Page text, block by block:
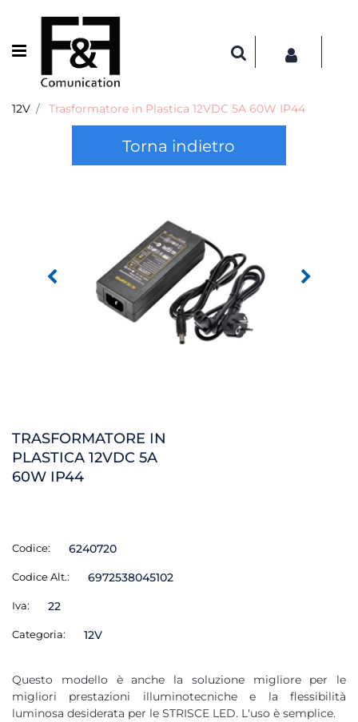
Open menu
12V Trasformatore in Plastica 12VDC 5A 60W IP44
Torna indietro
TRASFORMATORE IN
PLASTICA 12VDC 5A
60W IP44
Codice: 6240720
Codice Alt.: 6972538045102
Iva: 22
Categoria: 12V
Questo modello è anche la soluzione migliore per le
migliori prestazioni illuminotecniche e la flessibilità
luminosa desiderata per le STRISCE LED. L'uso è semplice.